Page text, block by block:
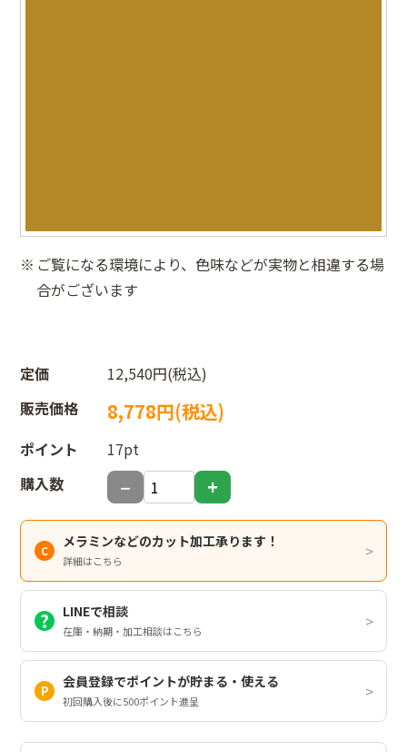
ご覧になる環境により、色味などが実物と相違する場
合がございます
定価
12,540円(税込)
販売価格
8,778円(税込)
ポイント
17pt
購入数
メラミンなどのカット加工承ります！
詳細はこちら
LINEで相談
在庫・納期・加工相談はこちら
会員登録でポイントが貯まる・使える
初回購入後に500ポイント進呈